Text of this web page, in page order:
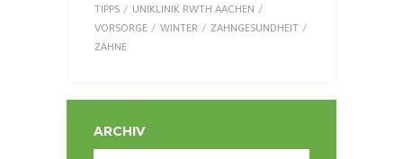
TIPPS
UNIKLINIK RWTH AACHEN
VORSORGE
WINTER
ZAHNGESUNDHEIT
ZÄHNE
ARCHIV